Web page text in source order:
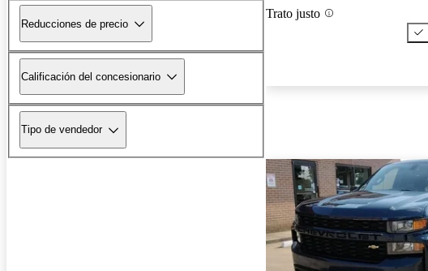
Reducciones de precio
Calificación del concesionario
Tipo de vendedor
Trato justo